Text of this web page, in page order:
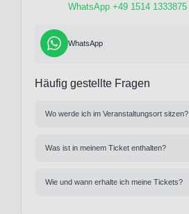
WhatsApp +49 1514 1333875
WhatsApp
Häufig gestellte Fragen
Wo werde ich im Veranstaltungsort sitzen?
Was ist in meinem Ticket enthalten?
Wie und wann erhalte ich meine Tickets?